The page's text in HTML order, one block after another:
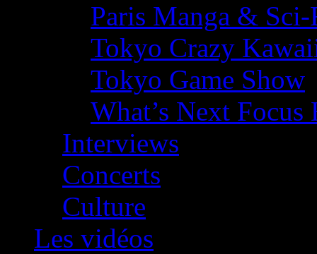
Paris Manga &
Tokyo Crazy
Tokyo Game Show
What’s Next
Interviews
Concerts
Culture
Les vidéos